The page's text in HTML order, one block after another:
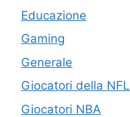
Educazione
Gaming
Generale
Giocatori della NFL
Giocatori NBA